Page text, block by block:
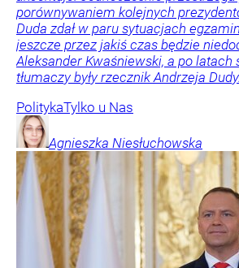
porównywaniem kolejnych
Duda zdał w paru sytuacjach
jeszcze przez jakiś czas będzie
Aleksander Kwaśniewski, a po latach
tłumaczy były rzecznik Andrzeja Dudy.
PolitykaTylko u Nas
Agnieszka Niesłuchowska